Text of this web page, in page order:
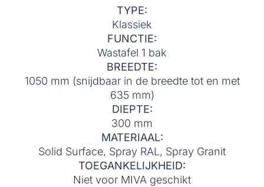
TYPE:
Klassiek
FUNCTIE:
Wastafel 1 bak
BREEDTE:
1050 mm (snijdbaar in de breedte tot en met
635 mm)
DIEPTE:
300 mm
MATERIAAL:
Solid Surface, Spray RAL, Spray Granit
TOEGANKELIJKHEID:
Niet voor MIVA geschikt